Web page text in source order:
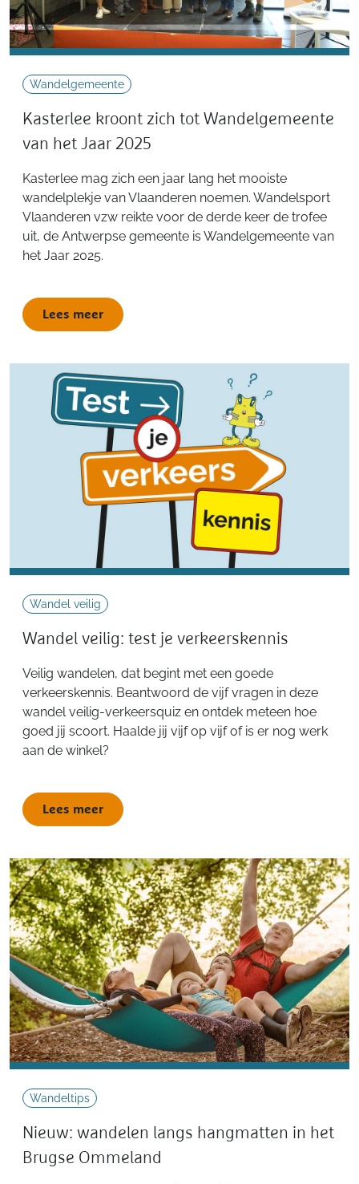
Wandelgemeente
Kasterlee kroont zich tot Wandelgemeente
van het Jaar 2025
Kasterlee mag zich een jaar lang het mooiste
wandelplekje van Vlaanderen noemen. Wandelsport
Vlaanderen vzw reikte voor de derde keer de trofee
uit, de Antwerpse gemeente is Wandelgemeente van
het Jaar 2025.
Lees meer
Wandel veilig
Wandel veilig: test je verkeerskennis
Veilig wandelen, dat begint met een goede
verkeerskennis. Beantwoord de vijf vragen in deze
wandel veilig-verkeersquiz en ontdek meteen hoe
goed jij scoort. Haalde jij vijf op vijf of is er nog werk
aan de winkel?
Lees meer
Wandeltips
Nieuw: wandelen langs hangmatten in het
Brugse Ommeland